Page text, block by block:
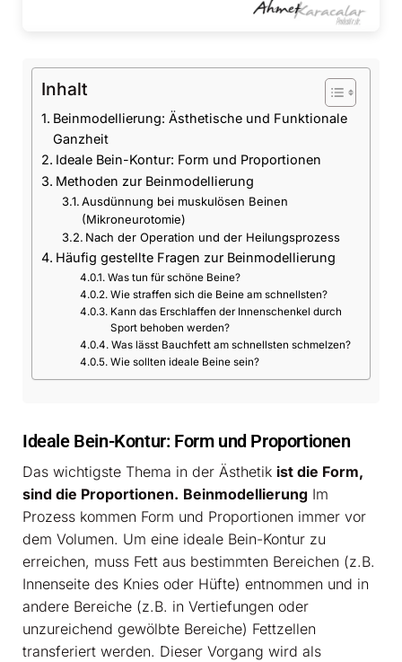
Inhalt
Beinmodellierung: Ästhetische und Funktionale
Ganzheit
Ideale Bein-Kontur: Form und Proportionen
Methoden zur Beinmodellierung
Ausdünnung bei muskulösen Beinen
(Mikroneurotomie)
Nach der Operation und der Heilungsprozess
Häufig gestellte Fragen zur Beinmodellierung
Was tun für schöne Beine?
Wie straffen sich die Beine am schnellsten?
Kann das Erschlaffen der Innenschenkel durch
Sport behoben werden?
Was lässt Bauchfett am schnellsten schmelzen?
Wie sollten ideale Beine sein?
Ideale Bein-Kontur: Form und Proportionen
Das wichtigste Thema in der Ästhetik ist die Form,
sind die Proportionen. Beinmodellierung Im
Prozess kommen Form und Proportionen immer vor
dem Volumen. Um eine ideale Bein-Kontur zu
erreichen, muss Fett aus bestimmten Bereichen (z.B.
Innenseite des Knies oder Hüfte) entnommen und in
andere Bereiche (z.B. in Vertiefungen oder
unzureichend gewölbte Bereiche) Fettzellen
transferiert werden. Dieser Vorgang wird als